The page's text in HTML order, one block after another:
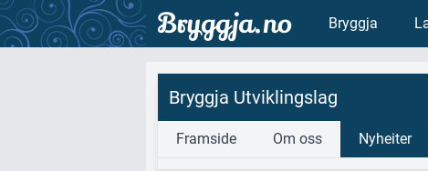
Bryggja.no Bryggja
Bryggja Utviklingslag
Framside Om oss Nyheiter